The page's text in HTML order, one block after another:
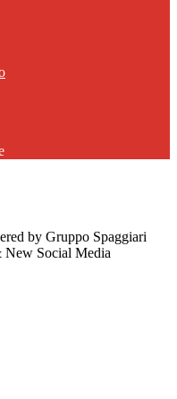
by Gruppo Spaggiari
New Social Media